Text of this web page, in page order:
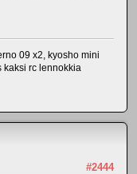
09 x2, kyosho mini
kaksi rc lennokkia
#2444